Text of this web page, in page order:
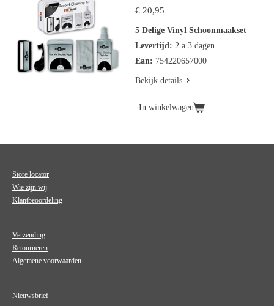
€ 20,95
5 Delige Vinyl Schoonmaakset
Levertijd: 2 a 3 dagen
Ean: 754220657000
Bekijk details
In winkelwagen
Store locator
Wie zijn wij
Klantbeoordeling
Verzending
Retourneren
Algemene voorwaarden
Nieuwsbrief